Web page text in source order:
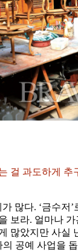
걸 과도하게 추
많다. ‘금수저’
보라. 얼마나
많았지만 사실
공예 사업을